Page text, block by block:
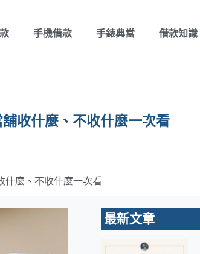
手機借款 手錶典當 借款知識
收什麼、不收什麼一次看
什麼、不收什麼一次看
最新文章